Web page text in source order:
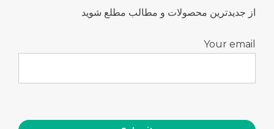
از جدیدترین محصولات و مطالب مطلع شوید
Your email